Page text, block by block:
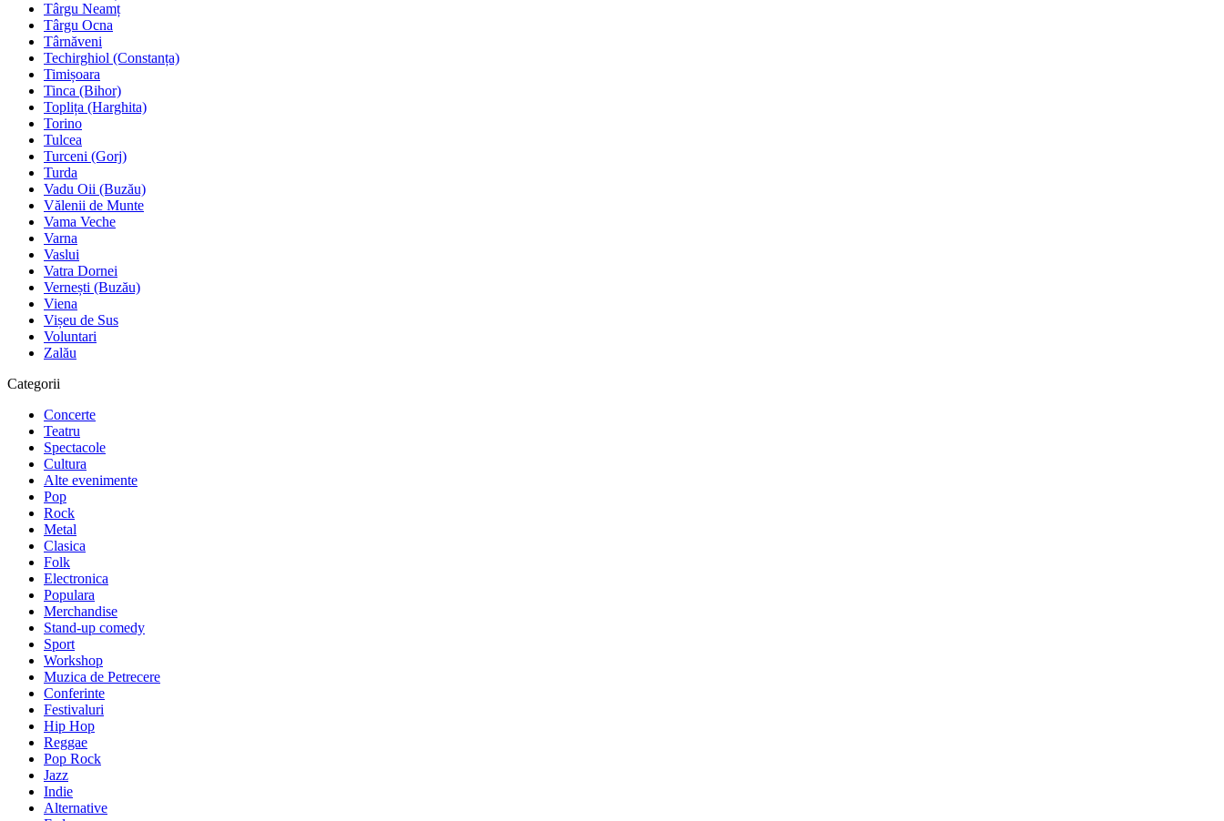
Târgu Neamț
Târgu Ocna
Târnăveni
Techirghiol (Constanța)
Timișoara
Tinca (Bihor)
Toplița (Harghita)
Torino
Tulcea
Turceni (Gorj)
Turda
Vadu Oii (Buzău)
Vălenii de Munte
Vama Veche
Varna
Vaslui
Vatra Dornei
Vernești (Buzău)
Viena
Vișeu de Sus
Voluntari
Zalău
Categorii
Concerte
Teatru
Spectacole
Cultura
Alte evenimente
Pop
Rock
Metal
Clasica
Folk
Electronica
Populara
Merchandise
Stand-up comedy
Sport
Workshop
Muzica de Petrecere
Conferinte
Festivaluri
Hip Hop
Reggae
Pop Rock
Jazz
Indie
Alternative